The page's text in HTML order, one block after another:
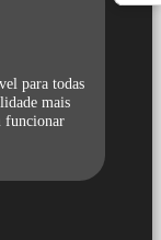
para todas
mais
funcionar